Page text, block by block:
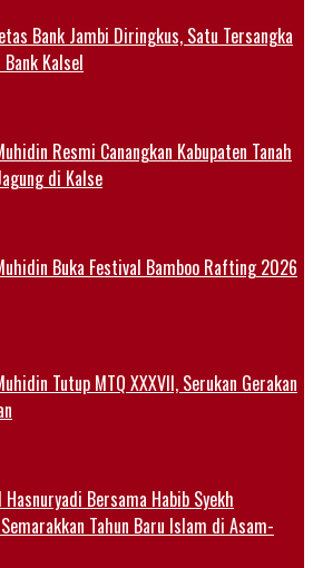
Bank Jambi Diringkus, Satu Tersangka
Kalsel
Resmi Canangkan Kabupaten Tanah
di Kalse
Buka Festival Bamboo Rafting 2026
Tutup MTQ XXXVII, Serukan Gerakan
Hasnuryadi Bersama Habib Syekh
Tahun Baru Islam di Asam-